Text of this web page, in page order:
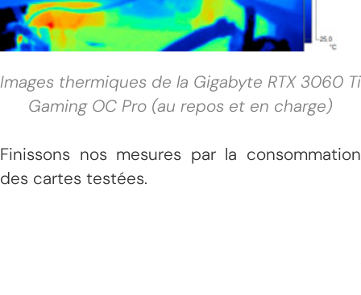
Images thermiques de la Gigabyte RTX 3060 Ti
Gaming OC Pro (au repos et en charge)
Finissons nos mesures par la consommation
des cartes testées.